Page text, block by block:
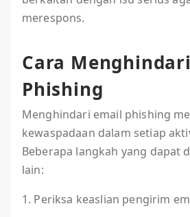
merespons.
Cara
Phishing
Menghindari email phishing
kewaspadaan dalam setiap
Beberapa langkah yang dapat
lain:
1. Periksa keaslian pengirim